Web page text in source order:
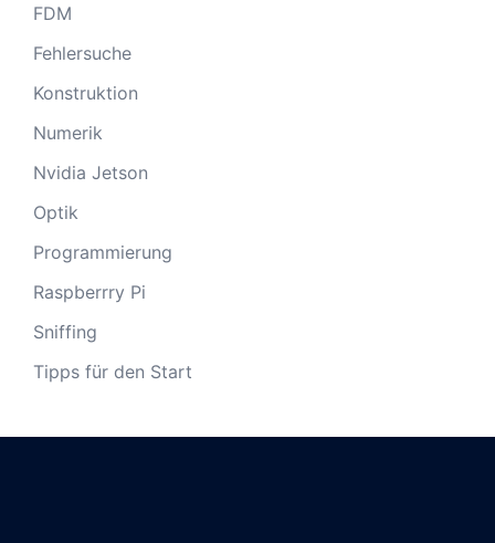
FDM
Fehlersuche
Konstruktion
Numerik
Nvidia Jetson
Optik
Programmierung
Raspberrry Pi
Sniffing
Tipps für den Start